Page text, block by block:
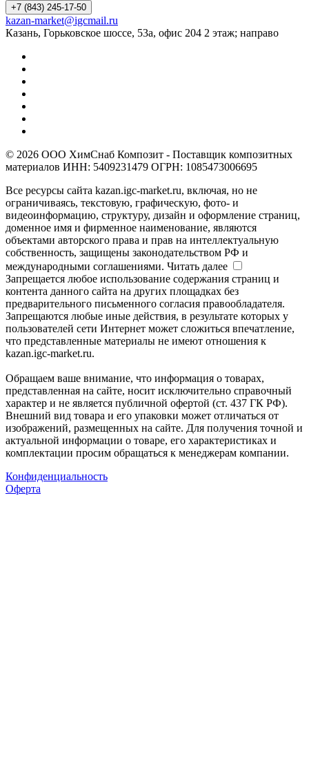
+7 (843) 245-17-50
kazan-market@igcmail.ru
Казань, ​Горьковское шоссе, 53а, офис 204 2 этаж; направо
© 2026 ООО ХимСнаб Композит - Поставщик композитных
материалов ИНН: 5409231479 ОГРН: 1085473006695
Все ресурсы сайта kazan.igc-market.ru, включая, но не
ограничиваясь, текстовую, графическую, фото- и
видеоинформацию, структуру, дизайн и оформление страниц,
доменное имя и фирменное наименование, являются
объектами авторского права и прав на интеллектуальную
собственность, защищены законодательством РФ и
международными соглашениями. Читать далее
Запрещается любое использование содержания страниц и
контента данного сайта на других площадках без
предварительного письменного согласия правообладателя.
Запрещаются любые иные действия, в результате которых у
пользователей сети Интернет может сложиться впечатление,
что представленные материалы не имеют отношения к
kazan.igc-market.ru.
Обращаем ваше внимание, что информация о товарах,
представленная на сайте, носит исключительно справочный
характер и не является публичной офертой (ст. 437 ГК РФ).
Внешний вид товара и его упаковки может отличаться от
изображений, размещенных на сайте. Для получения точной и
актуальной информации о товаре, его характеристиках и
комплектации просим обращаться к менеджерам компании.
Конфиденциальность
Оферта